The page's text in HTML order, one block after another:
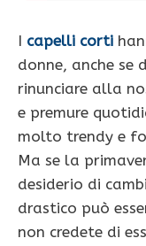
I capelli corti
donne, anche se
rinunciare alla
e premure
molto trendy e
Ma se la
desiderio di
drastico può
non credete di